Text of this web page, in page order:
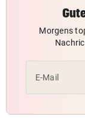
Morgens
E-Mail